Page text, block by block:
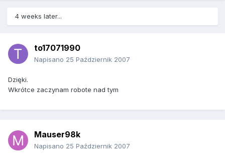
4 weeks later...
to17071990
Napisano 25 Październik 2007
Dzięki.
Wkrótce zaczynam robote nad tym
Mauser98k
Napisano 25 Październik 2007